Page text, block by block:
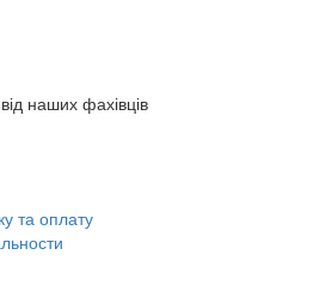
наших фахівців
та оплату